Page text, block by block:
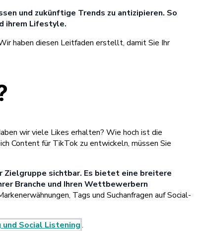
und zukünftige Trends zu antizipieren. So
ihrem Lifestyle.
haben diesen Leitfaden erstellt, damit Sie Ihr
wir viele Likes erhalten? Wie hoch ist die
Content für TikTok zu entwickeln, müssen Sie
Zielgruppe sichtbar. Es bietet eine breitere
Branche und Ihren Wettbewerbern
Tags und Suchanfragen auf Social-
Social Listening.